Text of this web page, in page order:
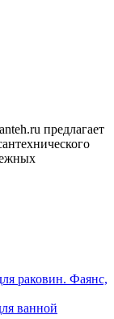
предлагает
раковин. Фаянс,
ванной